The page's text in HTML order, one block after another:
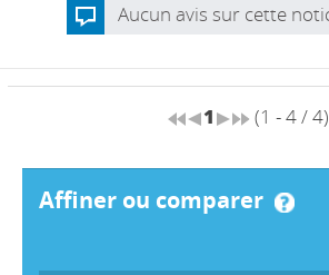
Aucun avis sur cette
1 (1 - 4 / 4)
affiner ou comparer